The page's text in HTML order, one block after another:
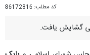
کد مطلب: 86172816